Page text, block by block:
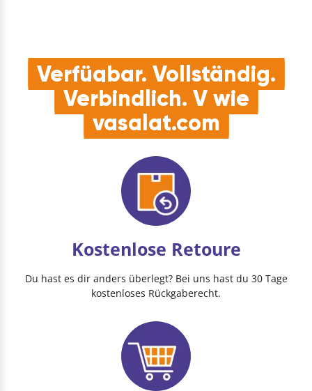
Verfügbar. Vollständig.
Verbindlich. V wie
vasalat.com
Kostenlose Retoure
Du hast es dir anders überlegt? Bei uns hast du 30 Tage
kostenloses Rückgaberecht.